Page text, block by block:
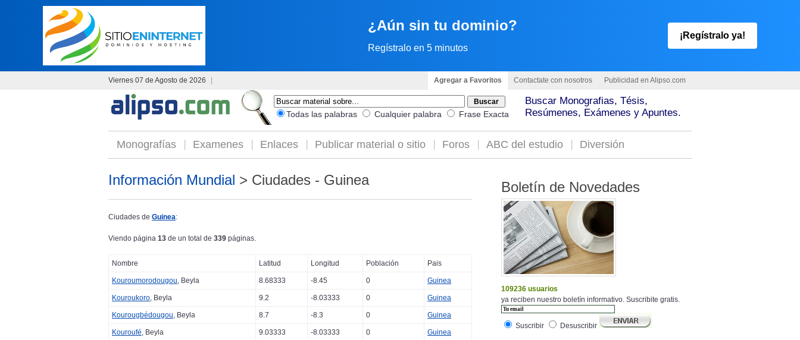
¿Aún sin tu dominio?
Regístralo en 5 minutos
¡Regístralo ya!
Viernes 07 de Agosto de 2026 Agregar a Favoritos Contactate con nosotros Publicidad en Alipso.com
Todas las palabras Cualquier palabra Frase Exacta
Buscar Monografias, Tésis,
Resúmenes, Exámenes y Apuntes.
Monografías Examenes Enlaces Publicar material o sitio Foros ABC del estudio Diversión
Información Mundial > Ciudades - Guinea
Ciudades de Guinea:
Viendo página 13 de un total de 339 páginas.
Nombre Latitud Longitud Población Pais
Kouroumorodougou, Beyla 8.68333 -8.45 0 Guinea
Kouroukoro, Beyla 9.2 -8.03333 0 Guinea
Kourougbédougou, Beyla 8.7 -8.3 0 Guinea
Kouroufé, Beyla 9.03333 -8.03333 0 Guinea
Boletín de Novedades
109236 usuarios
ya reciben nuestro boletín informativo. Suscribite gratis.
Suscribir Desuscribir